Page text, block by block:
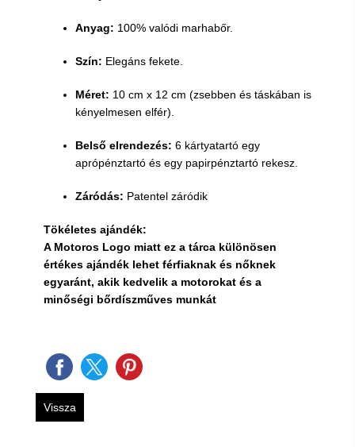
Anyag: 100% valódi marhabőr.
Szín: Elegáns fekete.
Méret: 10 cm x 12 cm (zsebben és táskában is
kényelmesen elfér).
Belső elrendezés: 6 kártyatartó egy
aprópénztartó és egy papirpénztartó rekesz.
Záródás: Patentel záródik
Tökéletes ajándék:
A Motoros Logo miatt ez a tárca különösen
értékes ajándék lehet férfiaknak és nőknek
egyaránt, akik kedvelik a motorokat és a
minőségi bőrdíszműves munkát
Vissza